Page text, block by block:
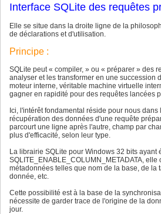
Interface SQLite des requêtes
Elle se situe dans la droite ligne de la
de déclarations et d'utilisation.
Principe :
SQLite peut « compiler, » ou « préparer » des
analyser et les transformer en une succession
moteur interne, véritable machine virtuelle
gagner en rapidité pour des requêtes lancées
Ici, l'intérêt fondamental réside pour nous dans
récupération des données d'une requête
parcourt une ligne après l'autre, champ par
plus d'efficacité, selon leur type.
La librairie SQLite pour Windows 32 bits ayant
SQLITE_ENABLE_COLUMN_METADATA, elle
métadonnées telles que nom de la base, de la
donnée, etc.
Cette possibilité est à la base de la
nécessite de garder trace de l'origine de la
jour.